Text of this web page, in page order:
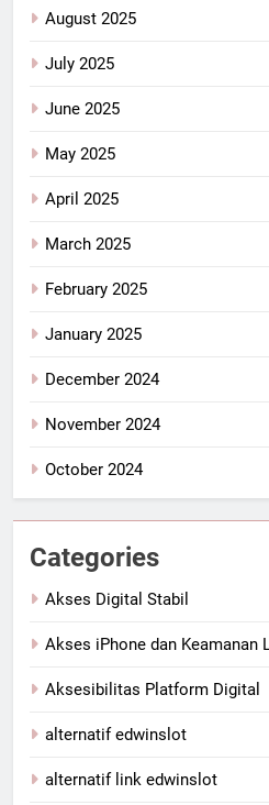
August 2025
July 2025
June 2025
May 2025
April 2025
March 2025
February 2025
January 2025
December 2024
November 2024
October 2024
Categories
Akses Digital Stabil
Akses iPhone dan Keamanan
Aksesibilitas Platform Digital
alternatif edwinslot
alternatif link edwinslot